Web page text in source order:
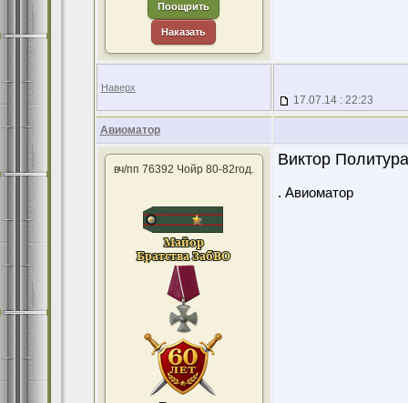
Поощрить
Наказать
Наверх
17.07.14 : 22:23
Авиоматор
вч/пп 76392 Чойр 80-82год.
Виктор
. Авиоматор